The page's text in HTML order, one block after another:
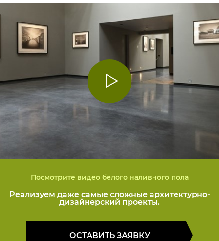
Посмотрите видео белого наливного пола
Реализуем даже самые сложные архитектурно-
дизайнерский проекты.
ОСТАВИТЬ ЗАЯВКУ